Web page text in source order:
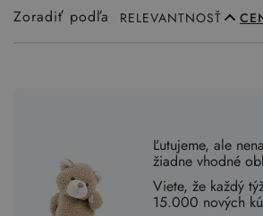
Zoradiť podľa RELEVANTNOSŤ
Ľutujeme, ale
žiadne vhodné
Viete, že každý
15.000 nových